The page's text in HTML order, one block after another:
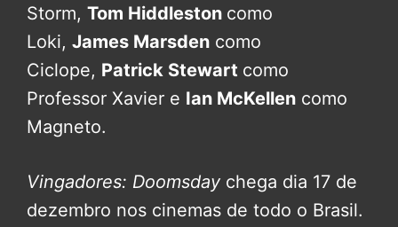
Storm, Tom Hiddleston como
Loki, James Marsden como
Ciclope, Patrick Stewart como
Professor Xavier e Ian McKellen como
Magneto.
Vingadores: Doomsday chega dia 17 de
dezembro nos cinemas de todo o Brasil.